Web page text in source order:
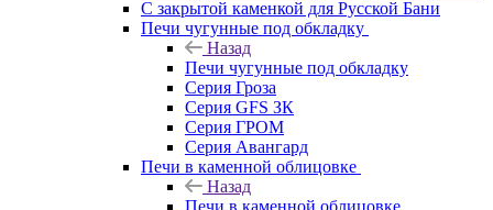
С закрытой каменкой для Русской Бани
Печи чугунные под обкладку
Назад
Печи чугунные под обкладку
Серия Гроза
Серия GFS ЗК
Серия ГРОМ
Серия Авангард
Печи в каменной облицовке
Назад
Печи в каменной облицовке